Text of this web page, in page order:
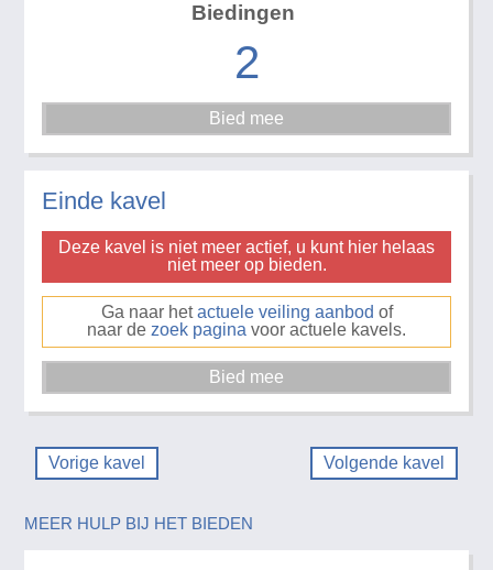
Biedingen
2
Einde kavel
Deze kavel is niet meer actief, u kunt hier helaas
niet meer op bieden.
Ga naar hetactuele veiling aanbod of
naar de zoek pagina voor actuele kavels.
Vorige kavel Volgende kavel
MEER HULP BIJ HET BIEDEN